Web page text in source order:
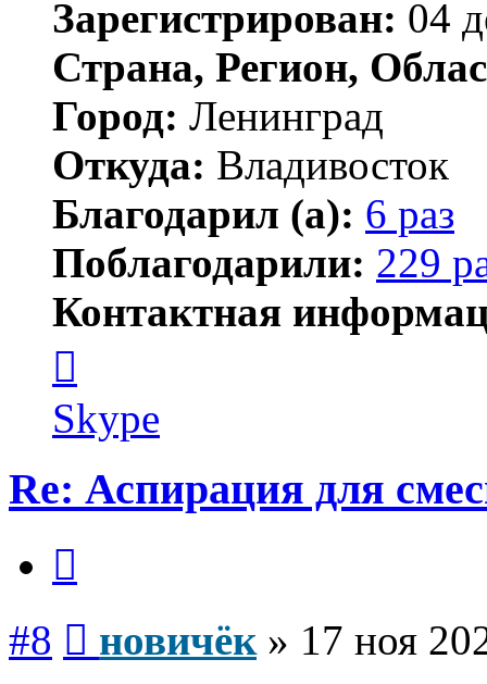
Зарегистрирован: 04
Страна, Регион,
Город: Ленинград
Откуда: Владивосток
Благодарил (а): 6 раз
Поблагодарили: 229
Контактная
пользователя
новичёк
Skype
Re: Аспирация для
#8 новичёк» 17 ноя